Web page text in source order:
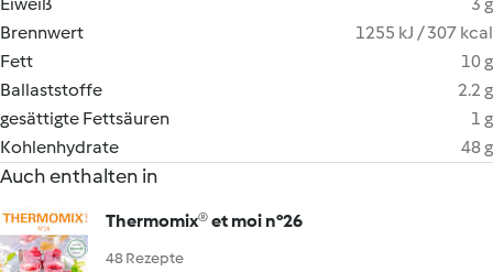
Brennwert
1255 kJ / 307 kcal
Fett
10 g
Ballaststoffe
2.2 g
gesättigte Fettsäuren
1 g
Kohlenhydrate
48 g
Auch enthalten in
Thermomix® et moi n°26
48 Rezepte